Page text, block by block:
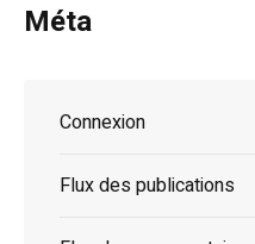
Méta
Connexion
Flux des publications